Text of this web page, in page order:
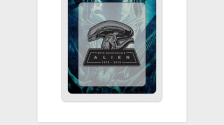
TCG & BOARDGAME HUB
VÝKUP HER (BAZAR)